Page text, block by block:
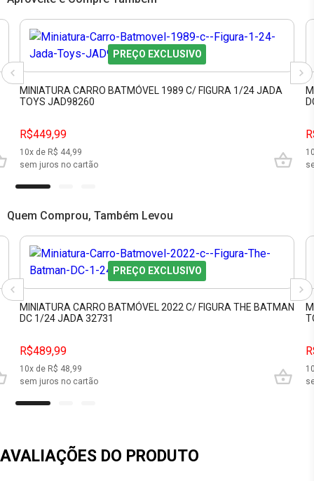
PREÇO EXCLUSIVO
MINIATURA CARRO BATMÓVEL 1989 C/ FIGURA 1/24 JADA
TOYS JAD98260
R$449,99
10x de R$ 44,99
sem juros no cartão
Quem Comprou, Também Levou
PREÇO EXCLUSIVO
MINIATURA CARRO BATMÓVEL 2022 C/ FIGURA THE BATMAN
DC 1/24 JADA 32731
R$489,99
10x de R$ 48,99
sem juros no cartão
AVALIAÇÕES DO PRODUTO